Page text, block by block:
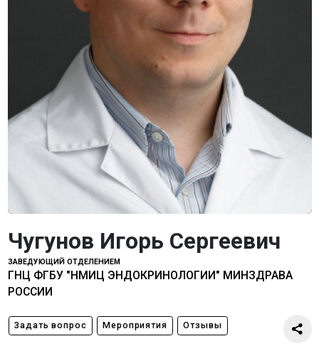
Чугунов Игорь Сергеевич
ЗАВЕДУЮЩИЙ ОТДЕЛЕНИЕМ
ГНЦ ФГБУ "НМИЦ ЭНДОКРИНОЛОГИИ" МИНЗДРАВА
РОССИИ
Задать вопрос Мероприятия Отзывы